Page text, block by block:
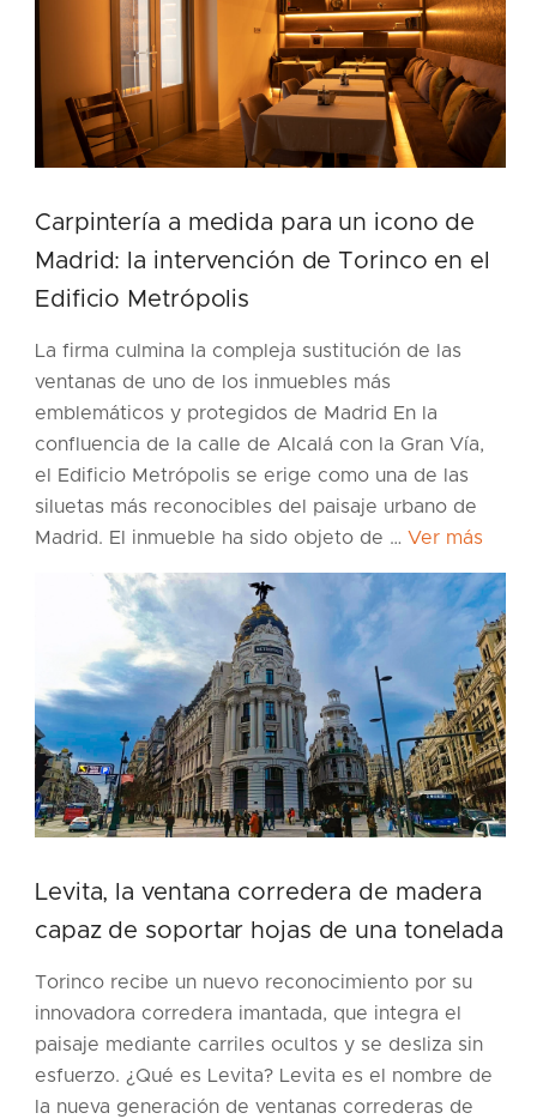
Carpintería a medida para un icono de
Madrid: la intervención de Torinco en el
Edificio Metrópolis
La firma culmina la compleja sustitución de las
ventanas de uno de los inmuebles más
emblemáticos y protegidos de Madrid En la
confluencia de la calle de Alcalá con la Gran Vía,
el Edificio Metrópolis se erige como una de las
siluetas más reconocibles del paisaje urbano de
Madrid. El inmueble ha sido objeto de … Ver más
Levita, la ventana corredera de madera
capaz de soportar hojas de una tonelada
Torinco recibe un nuevo reconocimiento por su
innovadora corredera imantada, que integra el
paisaje mediante carriles ocultos y se desliza sin
esfuerzo. ¿Qué es Levita? Levita es el nombre de
la nueva generación de ventanas correderas de